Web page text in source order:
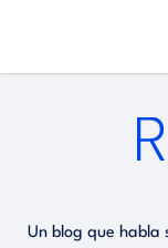
principal
Un blog que habla